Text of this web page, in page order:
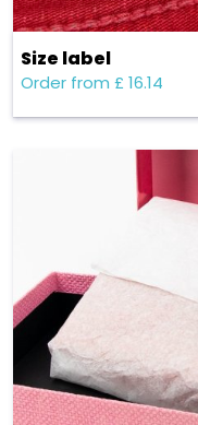
Size label
Order from £ 16.14